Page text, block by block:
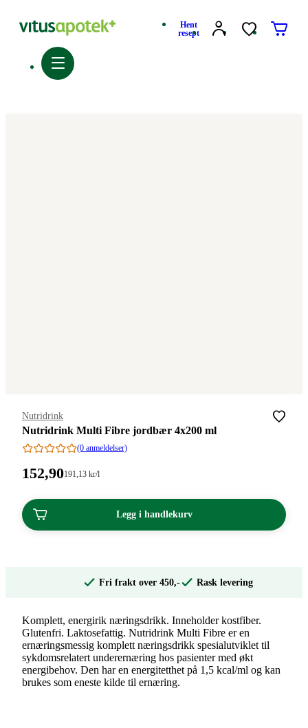
Hent
resept
Merke:
Nutridrink
Nutridrink Multi Fibre jordbær 4x200 ml
(0 anmeldelser)
Pris:
kroner.
152,90Stykkpris:
kroner.
191 ,13 kr/l
Legg i handlekurv
Fri frakt over 450,- Rask levering
Komplett, energirik næringsdrikk. Inneholder kostfiber.
Glutenfri. Laktosefattig. Nutridrink Multi Fibre er en
ernæringsmessig komplett næringsdrikk spesialutviklet til
sykdomsrelatert underernæring hos pasienter med økt
energibehov. Den har en energitetthet på 1,5 kcal/ml og kan
brukes som eneste kilde til ernæring.